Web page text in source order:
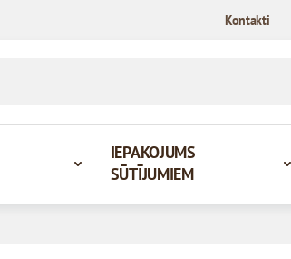
Kontakti
IEPAKOJUMS
SŪTĪJUMIEM